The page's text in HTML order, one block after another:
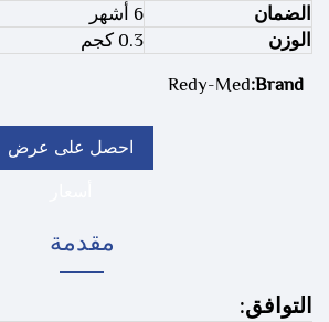
الضمان
6 أشهر
الوزن
0.3 كجم
Brand:
Redy-Med
احصل على عرض
مقدمة
التوافق: